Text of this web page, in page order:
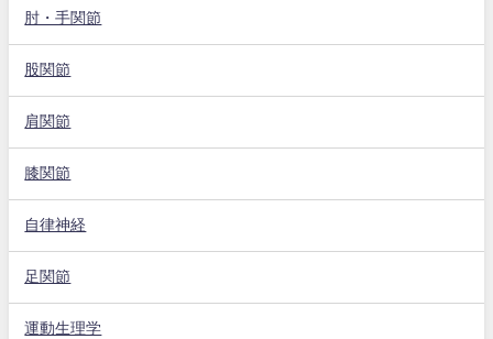
肘・手関節
股関節
肩関節
膝関節
自律神経
足関節
運動生理学